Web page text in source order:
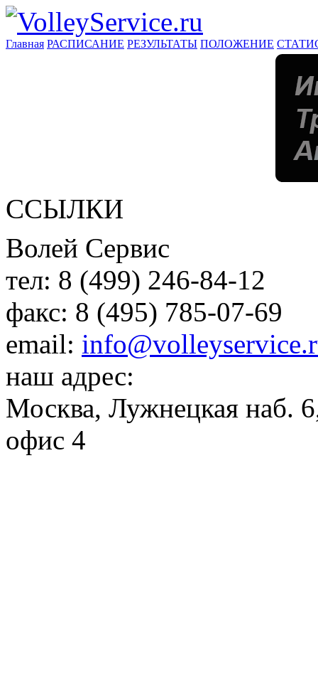
Главная РАСПИСАНИЕ РЕЗУЛЬТАТЫ ПОЛОЖЕНИЕ
ССЫЛКИ
Волей Сервис
тел: 8 (499) 246-84-12
факс: 8 (495) 785-07-69
email:
наш адрес:
Москва, Лужнецкая наб.
офис 4